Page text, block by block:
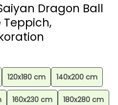
Dragon Ball
Teppich,
120x180 cm 140x200 cm
160x230 cm 180x280 cm